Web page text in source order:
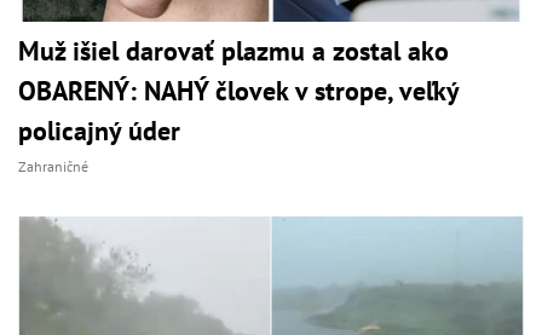
Muž išiel darovať plazmu a zostal ako
OBARENÝ: NAHÝ človek v strope, veľký
policajný úder
Zahraničné